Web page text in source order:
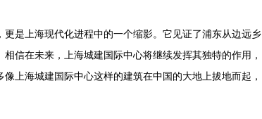
是上海现代化进程中的一个缩影。它见证了浦东从边远乡
信在未来，上海城建国际中心将继续发挥其独特的作用，
上海城建国际中心这样的建筑在中国的大地上拔地而起，